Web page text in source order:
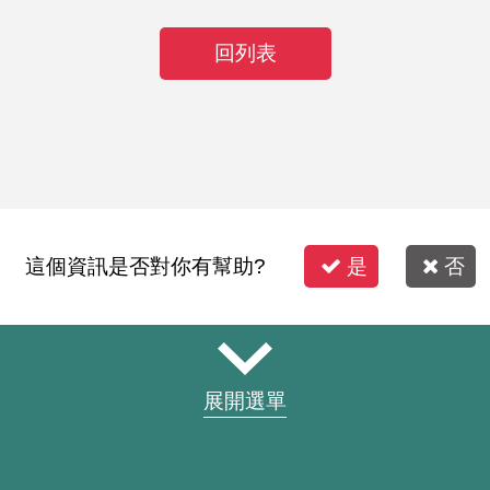
回列表
這個資訊是否對你有幫助? 是 否
展開選單